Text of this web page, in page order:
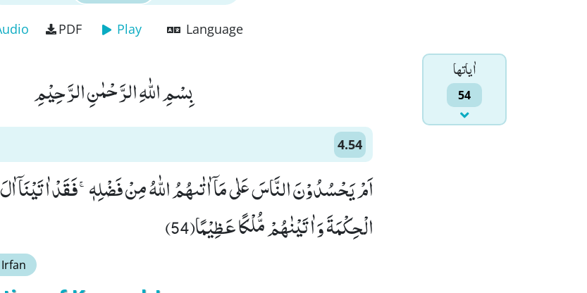
PDF Play Language
اٰياتها
54 بِسْمِ اللّٰهِ الرَّحْمٰنِ الرَّحِیْمِ
4.54
اَمْ یَحْسُدُوْنَ النَّاسَ عَلٰى مَاۤ اٰتٰىهُمُ اللّٰهُ مِنْ فَضْلِهٖۚ-فَقَدْ اٰتَیْنَاۤ
الْحِكْمَةَ وَ اٰتَیْنٰهُمْ مُّلْكًا عَظِیْمًا(54)